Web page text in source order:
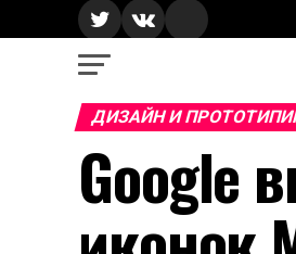
ДИЗАЙН И
Google